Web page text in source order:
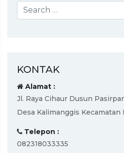
KONTAK
Alamat :
Jl. Raya Cihaur Dusun
Desa Kalimanggis Kecamatan
Telepon :
082318033335